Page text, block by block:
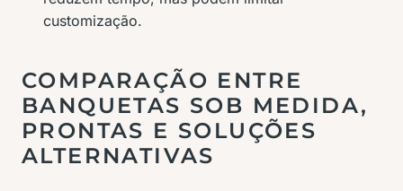
customização.
COMPARAÇÃO ENTRE
BANQUETAS SOB MEDIDA,
PRONTAS E SOLUÇÕES
ALTERNATIVAS